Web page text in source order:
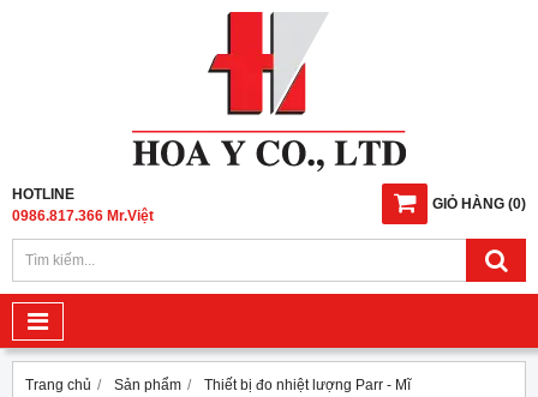
GIỎ HÀNG (0)
HOTLINE
0986.817.366 Mr.Việt
Trang chủ Sản phẩm
Thiết bị đo nhiệt lượng Parr - Mĩ